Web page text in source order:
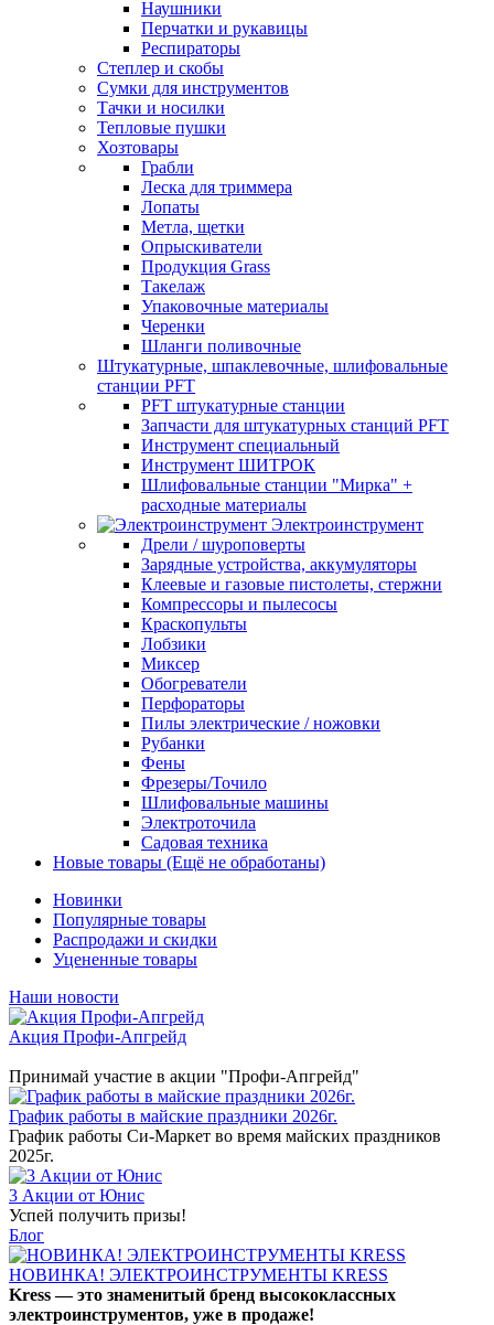
Наушники
Перчатки и рукавицы
Респираторы
Степлер и скобы
Сумки для инструментов
Тачки и носилки
Тепловые пушки
Хозтовары
Грабли
Леска для триммера
Лопаты
Метла, щетки
Опрыскиватели
Продукция Grass
Такелаж
Упаковочные материалы
Черенки
Шланги поливочные
Штукатурные, шпаклевочные, шлифовальные
станции PFT
PFT штукатурные станции
Запчасти для штукатурных станций PFT
Инструмент специальный
Инструмент ШИТРОК
Шлифовальные станции "Мирка" +
расходные материалы
Электроинструмент
Дрели / шуроповерты
Зарядные устройства, аккумуляторы
Клеевые и газовые пистолеты, стержни
Компрессоры и пылесосы
Краскопульты
Лобзики
Миксер
Обогреватели
Перфораторы
Пилы электрические / ножовки
Рубанки
Фены
Фрезеры/Точило
Шлифовальные машины
Электроточила
Садовая техника
Новые товары (Ещё не обработаны)
Новинки
Популярные товары
Распродажи и скидки
Уцененные товары
Наши новости
Акция Профи-Апгрейд
Принимай участие в акции "Профи-Апгрейд"
График работы в майские праздники 2026г.
График работы Си-Маркет во время майских праздников
2025г.
3 Акции от Юнис
Успей получить призы!
Блог
НОВИНКА! ЭЛЕКТРОИНСТРУМЕНТЫ KRESS
Kress — это знаменитый бренд высококлассных
электроинструментов, уже в продаже!